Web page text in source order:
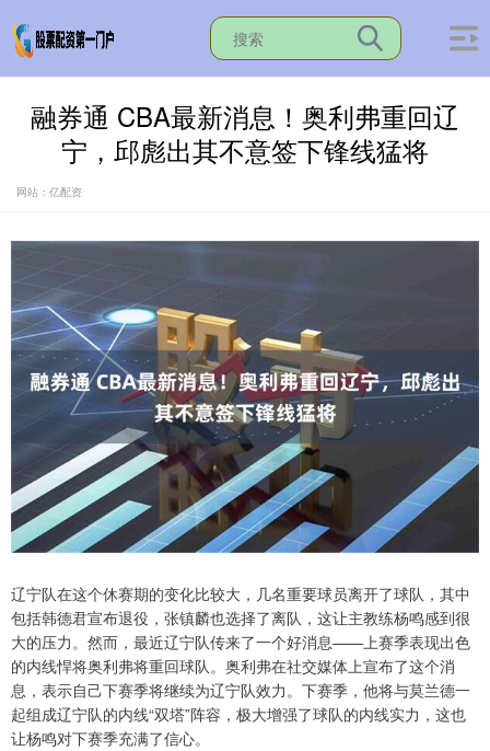
融券通 CBA最新消息！奥利弗重回辽
宁，邱彪出其不意签下锋线猛将
网站：亿配资
辽宁队在这个休赛期的变化比较大，几名重要球员离开了球队，其中
包括韩德君宣布退役，张镇麟也选择了离队，这让主教练杨鸣感到很
大的压力。然而，最近辽宁队传来了一个好消息——上赛季表现出色
的内线悍将奥利弗将重回球队。奥利弗在社交媒体上宣布了这个消
息，表示自己下赛季将继续为辽宁队效力。下赛季，他将与莫兰德一
起组成辽宁队的内线“双塔”阵容，极大增强了球队的内线实力，这也
让杨鸣对下赛季充满了信心。